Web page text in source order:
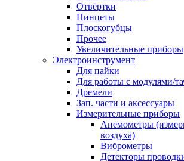
Отвёртки
Пинцеты
Плоскогубцы
Прочее
Увеличительные приборы
Электроинструмент
Для пайки
Для работы с модулями/
Дремели
Зап. части и аксессуары
Измерительные приборы
Анемометры
воздуха)
Виброметры
Детекторы